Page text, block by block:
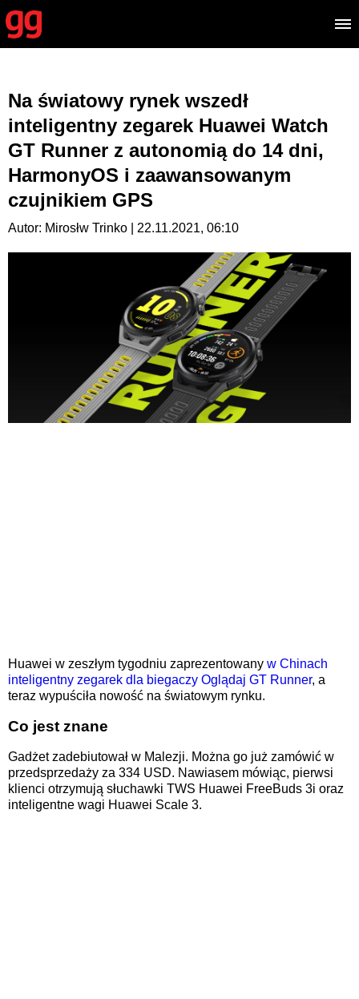
Na światowy rynek wszedł
inteligentny zegarek Huawei Watch
GT Runner z autonomią do 14 dni,
HarmonyOS i zaawansowanym
czujnikiem GPS
Autor: Mirosłw Trinko | 22.11.2021, 06:10
Huawei w zeszłym tygodniu zaprezentowany w Chinach
inteligentny zegarek dla biegaczy Oglądaj GT Runner, a
teraz wypuściła nowość na światowym rynku.
Co jest znane
Gadżet zadebiutował w Malezji. Można go już zamówić w
przedsprzedaży za 334 USD. Nawiasem mówiąc, pierwsi
klienci otrzymują słuchawki TWS Huawei FreeBuds 3i oraz
inteligentne wagi Huawei Scale 3.